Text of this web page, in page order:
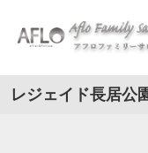
レジェイド長居公